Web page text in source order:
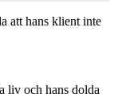
att hans klient inte
liv och hans dolda